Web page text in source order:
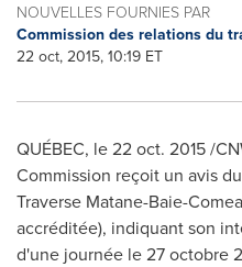
NOUVELLES FOURNIES PAR
Commission des relations du
22 oct, 2015, 10:19 ET
QUÉBEC, le22 oct. 2015/
Commission reçoit un avis
Traverse Matane-Baie-
accréditée), indiquant son
d'une journée le 27 octobre